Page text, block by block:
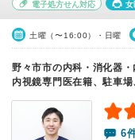
電子処方せん対応 女
土曜（〜16:00）・日曜
野々市市の内科・消化器
内視鏡専門医在籍、駐車
6